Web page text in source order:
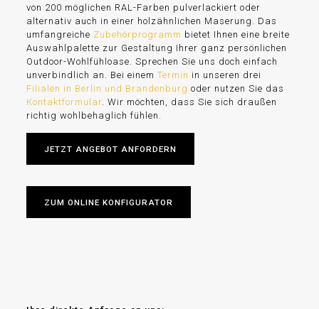
von 200 möglichen RAL-Farben pulverlackiert oder
alternativ auch in einer holzähnlichen Maserung. Das
umfangreiche Zubehörprogramm bietet Ihnen eine breite
Auswahlpalette zur Gestaltung Ihrer ganz persönlichen
Outdoor-Wohlfühloase. Sprechen Sie uns doch einfach
unverbindlich an. Bei einem Termin in unseren drei
Filialen in Berlin und Brandenburg oder nutzen Sie das
Kontaktformular. Wir möchten, dass Sie sich draußen
richtig wohlbehaglich fühlen.
JETZT ANGEBOT ANFORDERN
ZUM ONLINE KONFIGURATOR